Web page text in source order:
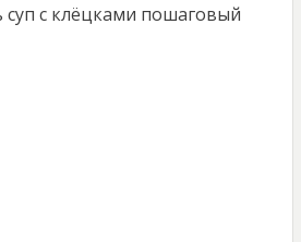
суп с клёцками пошаговый